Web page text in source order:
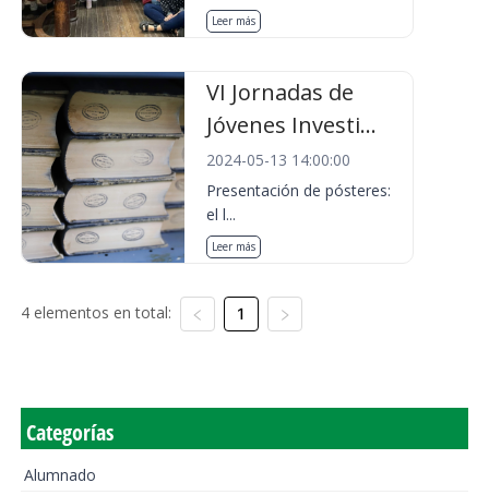
Leer más
VI Jornadas de
Jóvenes Investi...
2024-05-13 14:00:00
Presentación de pósteres:
el l...
Leer más
4 elementos en total: 1
Categorías
Alumnado